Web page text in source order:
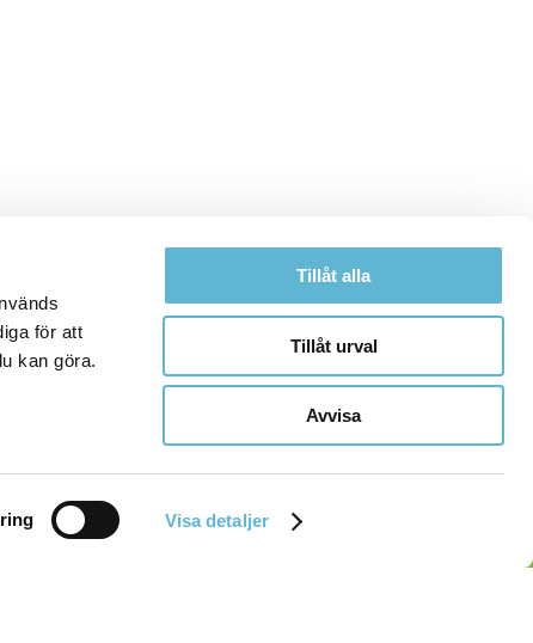
för att
kan göra.
Visa detaljer
Tillåt alla
Tillåt urval
Avvisa